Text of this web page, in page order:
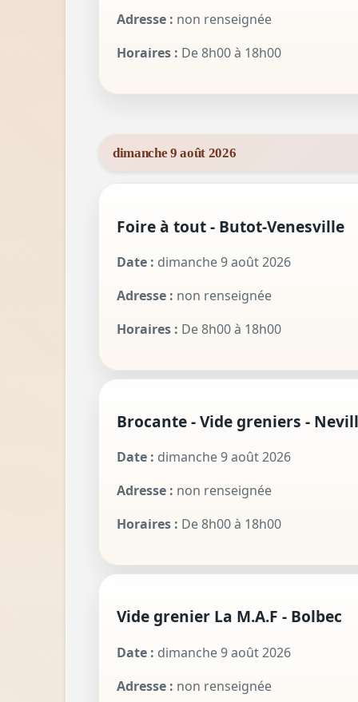
Adresse : non renseignée
Horaires : De 8h00 à 18h00
dimanche 9 août 2026
Foire à tout - Butot-Venesville
Date : dimanche 9 août 2026
Adresse : non renseignée
Horaires : De 8h00 à 18h00
Brocante - Vide greniers -
Date : dimanche 9 août 2026
Adresse : non renseignée
Horaires : De 8h00 à 18h00
Vide grenier La M.A.F - Bolbec
Date : dimanche 9 août 2026
Adresse : non renseignée